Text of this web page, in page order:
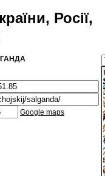
Росії,
Google maps